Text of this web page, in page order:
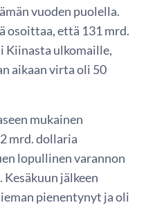
vuoden puolella.
osoittaa, että 131 mrd.
ulkomaille,
aikaan virta oli 50
mukainen
mrd. dollaria
lopullinen varannon
jälkeen
pienentynyt ja oli